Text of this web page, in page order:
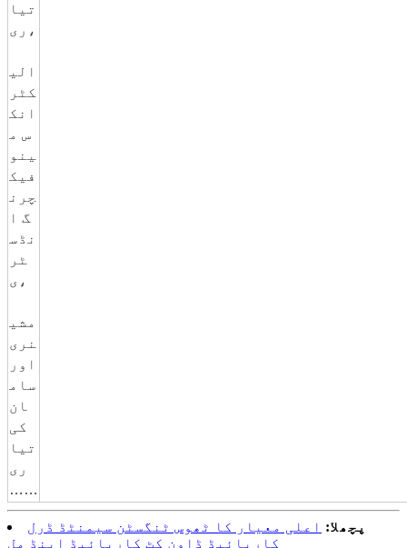
تیا
ری،
الی
کٹر
انک
س م
ینو
فیک
چرن
گ ا
نڈس
ٹر
ی،
مشی
نری
اور
سام
ان
کی
تیا
ری
……
پچھلا: اعلی معیار کا ٹھوس ٹنگسٹن سیمنٹڈ ڈرل
کاربائیڈ ڈاون کٹ کاربائیڈ اینڈ مل